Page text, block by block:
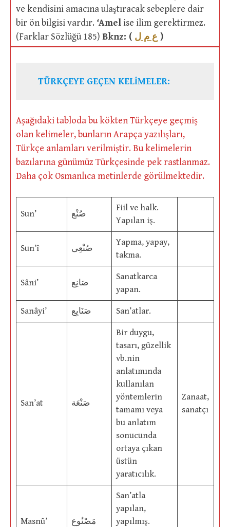
ve kendisini amacına ulaştıracak sebeplere dair
bir ön bilgisi vardır. ‘Amel ise ilim gerektirmez.
(Farklar Sözlüğü 185) Bknz: ( ع م ل )
TÜRKÇEYE GEÇEN KELİMELER:
Aşağıdaki tabloda bu kökten Türkçeye geçmiş
olan kelimeler, bunların Arapça yazılışları,
Türkçe anlamları verilmiştir. Bu kelimelerin
bazılarına günümüz Türkçesinde pek rastlanmaz.
Daha çok Osmanlıca metinlerde görülmektedir.
Sun’ صُنْع
Fiil ve halk.
Yapılan iş.
Sun’î صُنْعِى
Yapma, yapay,
takma.
Sâni’ صَانِع
Sanatkarca
yapan.
Sanâyi’ صَنَايِع San’atlar.
San’at صَنْعَة
Bir duygu,
tasarı, güzellik
vb.nin
anlatımında
kullanılan
yöntemlerin
tamamı veya
bu anlatım
sonucunda
ortaya çıkan
üstün
yaratıcılık.
Zanaat,
sanatçı
Masnû’ مَصْنُوع
San’atla
yapılan,
yapılmış.